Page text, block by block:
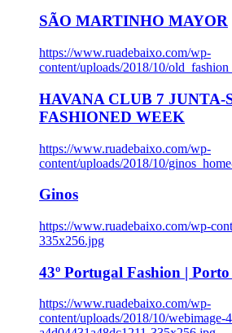
SÃO MARTINHO MAYOR
https://www.ruadebaixo.com/wp-
content/uploads/2018/10/
HAVANA CLUB 7 JUNTA-
FASHIONED WEEK
https://www.ruadebaixo.com/wp-
content/uploads/2018/10/
Ginos
https://www.ruadebaixo.com/wp-
335x256.jpg
43º Portugal Fashion | Porto
https://www.ruadebaixo.com/wp-
content/uploads/2018/10/webimage-